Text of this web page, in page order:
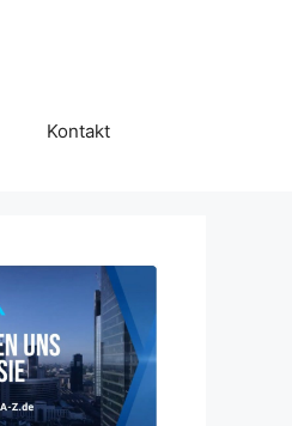
Kontakt